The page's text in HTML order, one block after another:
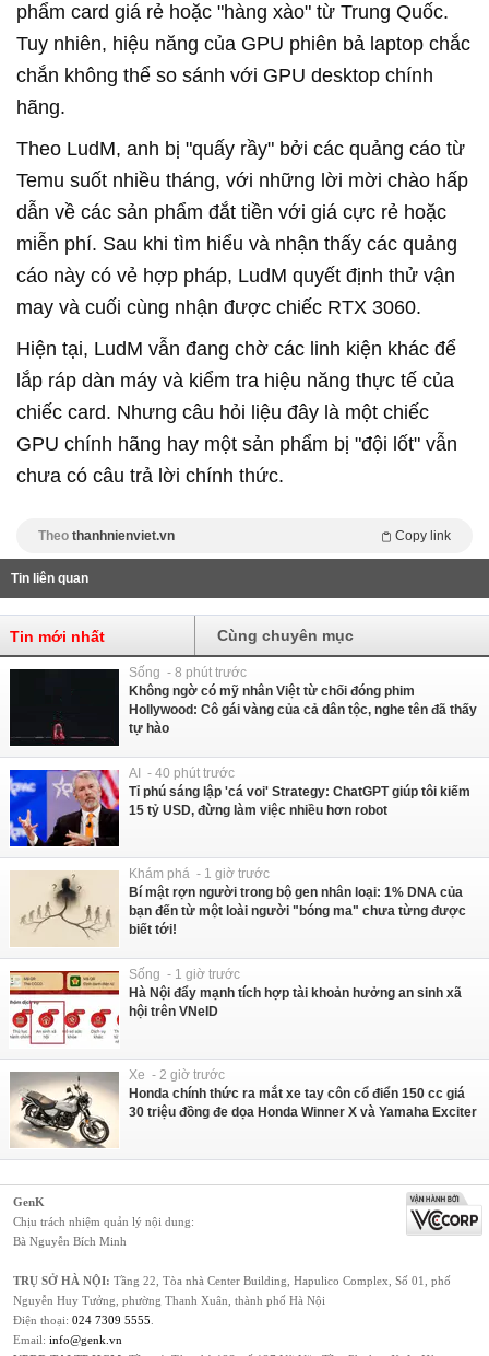
phẩm card giá rẻ hoặc "hàng xào" từ Trung Quốc.
Tuy nhiên, hiệu năng của GPU phiên bả laptop chắc
chắn không thể so sánh với GPU desktop chính
hãng.
Theo LudM, anh bị "quấy rầy" bởi các quảng cáo từ
Temu suốt nhiều tháng, với những lời mời chào hấp
dẫn về các sản phẩm đắt tiền với giá cực rẻ hoặc
miễn phí. Sau khi tìm hiểu và nhận thấy các quảng
cáo này có vẻ hợp pháp, LudM quyết định thử vận
may và cuối cùng nhận được chiếc RTX 3060.
Hiện tại, LudM vẫn đang chờ các linh kiện khác để
lắp ráp dàn máy và kiểm tra hiệu năng thực tế của
chiếc card. Nhưng câu hỏi liệu đây là một chiếc
GPU chính hãng hay một sản phẩm bị "đội lốt" vẫn
chưa có câu trả lời chính thức.
Theo thanhnienviet.vn Copy link
Tin liên quan
Tin mới nhất Cùng chuyên mục
Sống - 8 phút trước
Không ngờ có mỹ nhân Việt từ chối đóng phim
Hollywood: Cô gái vàng của cả dân tộc, nghe tên đã thấy
tự hào
AI - 40 phút trước
Tỉ phú sáng lập 'cá voi' Strategy: ChatGPT giúp tôi kiếm
15 tỷ USD, đừng làm việc nhiều hơn robot
Khám phá - 1 giờ trước
Bí mật rợn người trong bộ gen nhân loại: 1% DNA của
bạn đến từ một loài người "bóng ma" chưa từng được
biết tới!
Sống - 1 giờ trước
Hà Nội đẩy mạnh tích hợp tài khoản hưởng an sinh xã
hội trên VNeID
Xe - 2 giờ trước
Honda chính thức ra mắt xe tay côn cổ điển 150 cc giá
30 triệu đồng đe dọa Honda Winner X và Yamaha Exciter
GenK
Chịu trách nhiệm quản lý nội dung:
Bà Nguyễn Bích Minh
TRỤ SỞ HÀ NỘI: Tầng 22, Tòa nhà Center Building, Hapulico Complex, Số 01, phố
Nguyễn Huy Tưởng, phường Thanh Xuân, thành phố Hà Nội
Điện thoại: 024 7309 5555
Email: info@genk.vn